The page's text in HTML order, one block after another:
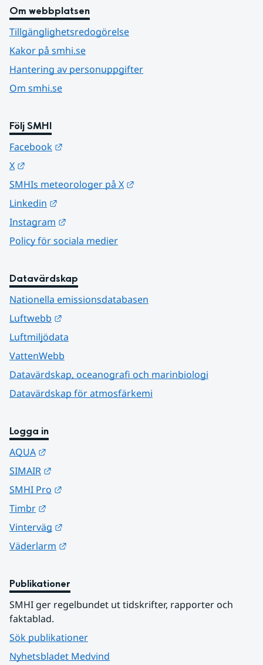
Om webbplatsen
Tillgänglighetsredogörelse
Kakor på smhi.se
Hantering av personuppgifter
Om smhi.se
Följ SMHI
Facebook
X
SMHIs meteorologer på X
Linkedin
Instagram
Policy för sociala medier
Datavärdskap
Nationella emissionsdatabasen
Luftwebb
Luftmiljödata
VattenWebb
Datavärdskap, oceanografi och marinbiologi
Datavärdskap för atmosfärkemi
Logga in
AQUA
SIMAIR
SMHI Pro
Timbr
Vinterväg
Väderlarm
Publikationer
SMHI ger regelbundet ut tidskrifter, rapporter och
faktablad.
Sök publikationer
Nyhetsbladet Medvind